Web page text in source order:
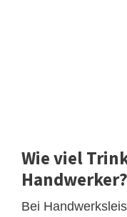
Wie viel
Handwerker?
Bei